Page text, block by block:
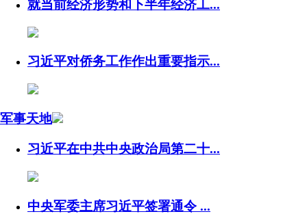
就当前经济形势和下半年经济工...
习近平对侨务工作作出重要指示...
军事天地
习近平在中共中央政治局第二十...
中央军委主席习近平签署通令 ...